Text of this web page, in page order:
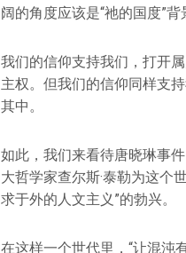
阔的角度应该是“祂的国度”背
我们的信仰支持我们，打开
主权。但我们的信仰同样支
其中。
如此，我们来看待唐晓琳事
大哲学家查尔斯·泰勒为这个
求于外的人文主义”的勃兴。
在这样一个世代里，“让混沌